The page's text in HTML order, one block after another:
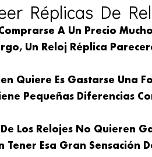
Réplicas De
A Un Precio
Un Reloj Réplica
Quiere Es Gastarse Una
Pequeñas Diferencias
Los Relojes No Quieren
Tener Esa Gran Sensación